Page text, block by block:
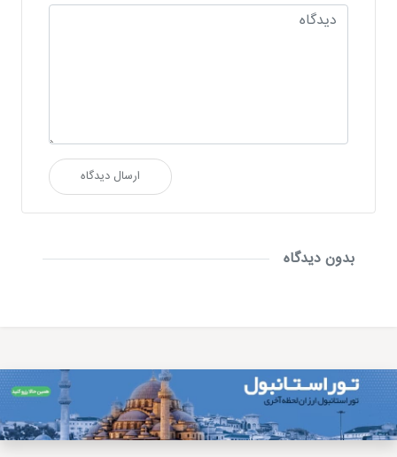
ارسال دیدگاه
بدون دیدگاه